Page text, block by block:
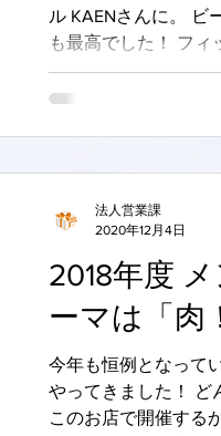
ル KAENさんに。 ビ
も最高でした！ フ
ネガーをたっぷりか
2018年度
ーマは「肉
今年も恒例となって
やってきました！ ど
このお店で開催する
法人営業課
2020年12月4日